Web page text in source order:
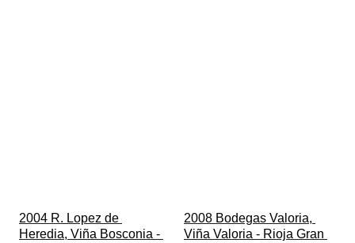
2004 R. Lopez de
Heredia, Viña Bosconia -
2008 Bodegas Valoria,
Viña Valoria - Rioja Gran